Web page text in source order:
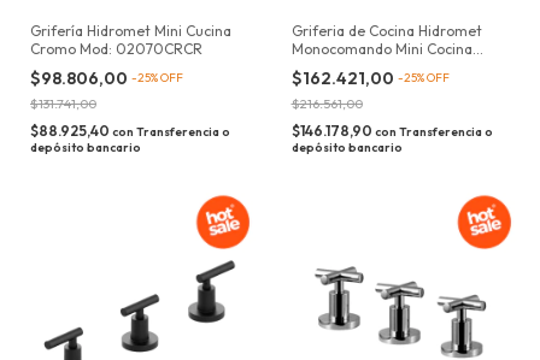
Grifería Hidromet Mini Cucina
Cromo Mod: 02070CRCR
$98.806,00 -25%OFF
$131.741,00
$88.925,40 con Transferencia o
depósito bancario
Griferia de Cocina Hidromet
Monocomando Mini Cocina
Curvo Black Mod: 02070NEGR
$162.421,00 -25%OFF
$216.561,00
$146.178,90 con Transferencia o
depósito bancario